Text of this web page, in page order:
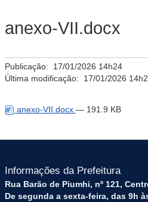
anexo-VII.docx
Publicação: 17/01/2026 14h24
Última modificação: 17/01/2026
anexo-VII.docx — 191.9 KB
Informações da Prefeitura
Rua Barão de Piumhi, nº 121,
De segunda a sexta-feira, das 9h